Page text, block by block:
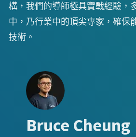
構，我們的導師極具實戰經驗，
中，乃行業中的頂尖專家，確保
技術。
Bruce Cheung